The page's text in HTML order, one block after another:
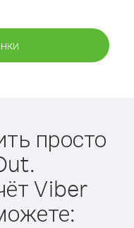
просто
Viber